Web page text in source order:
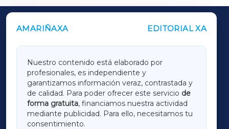
AMARIÑAXA EDITORIAL XA
Nuestro contenido está elaborado por
profesionales, es independiente y
garantizamos información veraz, contrastada y
de calidad. Para poder ofrecer este servicio de
forma gratuita, financiamos nuestra actividad
mediante publicidad. Para ello, necesitamos tu
consentimiento.
OUTROS PERIÓDICOS
LUGOXA
TERRACHAXA